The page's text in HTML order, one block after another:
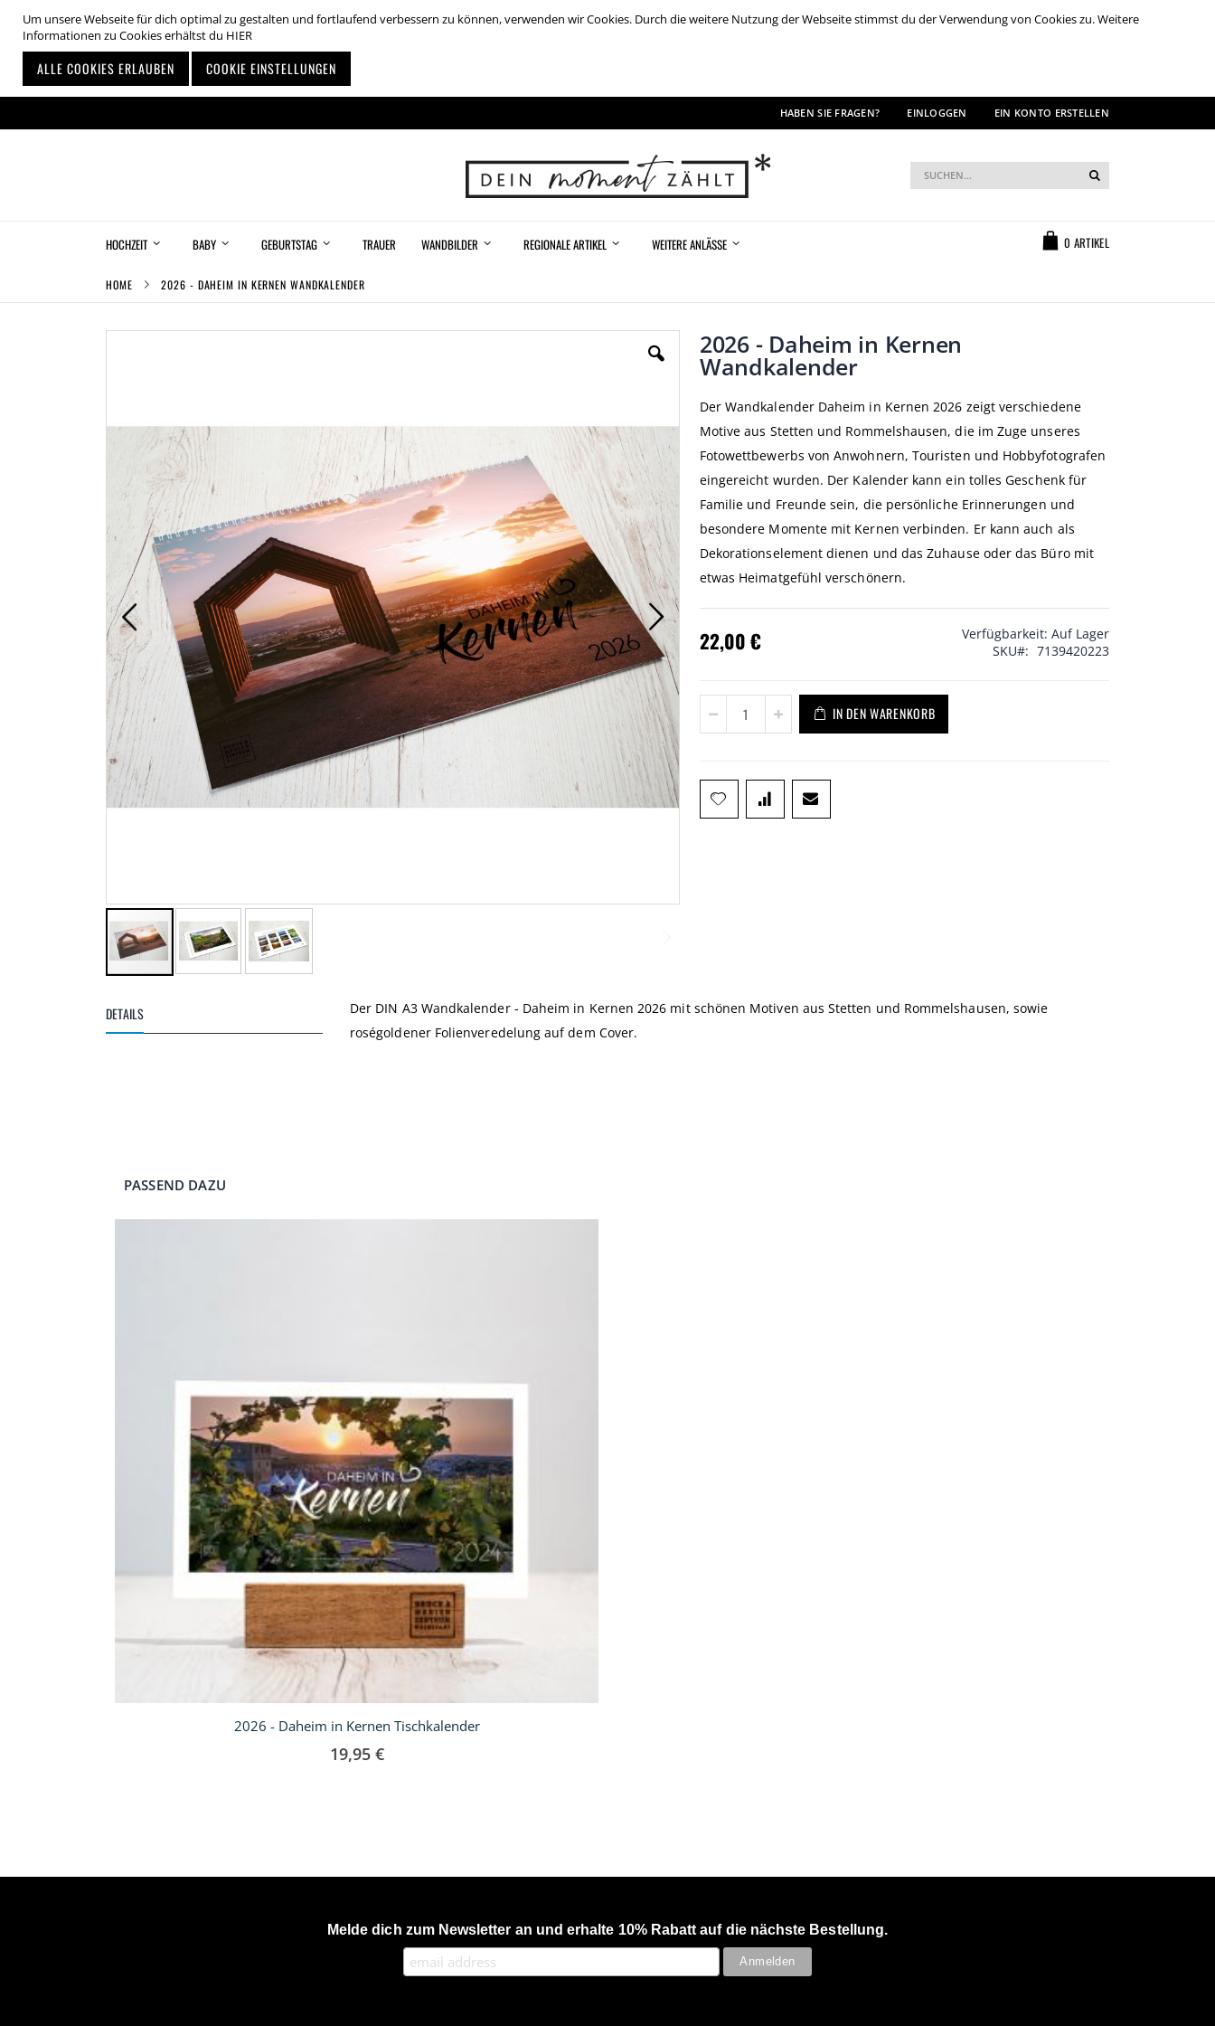
Um unsere Webseite für dich optimal zu gestalten und fortlaufend verbessern zu können, verwenden wir Cookies. Durch die weitere Nutzung der Webseite stimmst du der Verwendung von Cookies zu. Weitere
Informationen zu Cookies erhältst du HIER
ALLE COOKIES ERLAUBEN COOKIE EINSTELLUNGEN
Inhalt
HABEN SIE FRAGEN? EINLOGGEN EIN KONTO ERSTELLEN
0 ARTIKEL
Suche
HOCHZEIT BABY GEBURTSTAG TRAUER WANDBILDER REGIONALE ARTIKEL WEITERE ANLÄSSE
HOME 2026 - DAHEIM IN KERNEN WANDKALENDER
der
Bildgalerie
2026 - Daheim in Kernen
Wandkalender
Der Wandkalender Daheim in Kernen 2026 zeigt verschiedene
Motive aus Stetten und Rommelshausen, die im Zuge unseres
Fotowettbewerbs von Anwohnern, Touristen und Hobbyfotografen
eingereicht wurden. Der Kalender kann ein tolles Geschenk für
Familie und Freunde sein, die persönliche Erinnerungen und
besondere Momente mit Kernen verbinden. Er kann auch als
Dekorationselement dienen und das Zuhause oder das Büro mit
etwas Heimatgefühl verschönern.
22,00 € Verfügbarkeit: Auf Lager
SKU
7139420223
IN DEN WARENKORB
DETAILS
Der DIN A3 Wandkalender - Daheim in Kernen 2026 mit schönen Motiven aus Stetten und Rommelshausen, sowie
roségoldener Folienveredelung auf dem Cover.
PASSEND DAZU
2026 - Daheim in Kernen Tischkalender
19,95 €
Melde dich zum Newsletter an und erhalte 10% Rabatt auf die nächste Bestellung.